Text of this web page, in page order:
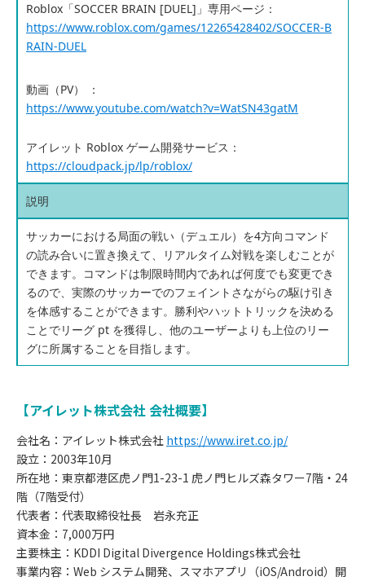
Roblox「SOCCER BRAIN [DUEL]」専用ページ：
https://www.roblox.com/games/12265428402/SOCCER-B
RAIN-DUEL
動画（PV） ：
https://www.youtube.com/watch?v=WatSN43gatM
アイレット Roblox ゲーム開発サービス：
https://cloudpack.jp/lp/roblox/
説明
サッカーにおける局面の戦い（デュエル）を4方向コマンド
の読み合いに置き換えて、リアルタイム対戦を楽しむことが
できます。コマンドは制限時間内であれば何度でも変更でき
るので、実際のサッカーでのフェイントさながらの駆け引き
を体感することができます。勝利やハットトリックを決める
ことでリーグ pt を獲得し、他のユーザーよりも上位のリー
グに所属することを目指します。
【アイレット株式会社 会社概要】
会社名：アイレット株式会社 https://www.iret.co.jp/
設立：2003年10月
所在地：東京都港区虎ノ門1-23-1 虎ノ門ヒルズ森タワー7階・24
階（7階受付）
代表者：代表取締役社長 岩永充正
資本金：7,000万円
主要株主：KDDI Digital Divergence Holdings株式会社
事業内容：Web システム開発、スマホアプリ（iOS/Android）開